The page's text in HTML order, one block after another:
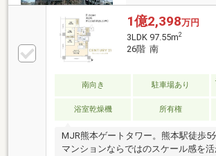
1億2,398万円
3LDK 97.55m2
26階 南
南向き 駐車場あり
浴室乾燥機 所有権
MJR熊本ゲートタワー。熊本駅徒歩5
マンションならではのスケール感を活